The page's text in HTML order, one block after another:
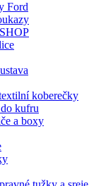
Ford
koberečky
kufru
a boxy